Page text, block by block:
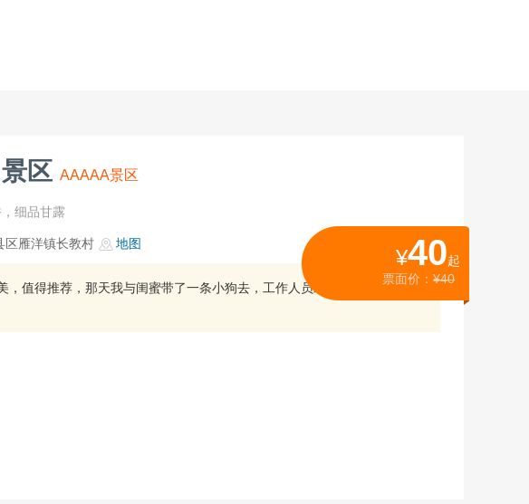
区 AAAAA景区
细品甘露
区雁洋镇长教村 地图
，值得推荐，那天我与闺蜜带了一条小狗去，工作人员对宠物都很友好，
¥40起
票面价： ¥40